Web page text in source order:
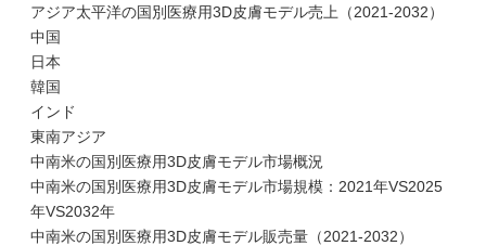
アジア太平洋の国別医療用3D皮膚モデル売上（2021-2032）
中国
日本
韓国
インド
東南アジア
中南米の国別医療用3D皮膚モデル市場概況
中南米の国別医療用3D皮膚モデル市場規模：2021年VS2025
年VS2032年
中南米の国別医療用3D皮膚モデル販売量（2021-2032）